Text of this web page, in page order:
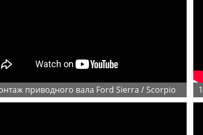
приводного вала Ford Sierra / Scorpio